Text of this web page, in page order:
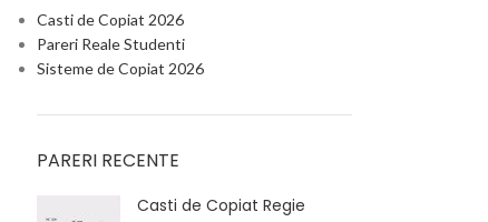
Casti de Copiat 2026
Pareri Reale Studenti
Sisteme de Copiat 2026
PARERI RECENTE
Casti de Copiat Regie